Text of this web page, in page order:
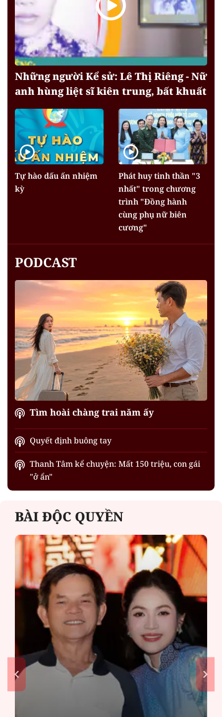
Những người Kể sử: Lê Thị Riêng - Nữ
anh hùng liệt sĩ kiên trung, bất khuất
Tự hào dấu ấn nhiệm
kỳ
Phát huy tinh thần "3
nhất" trong chương
trình "Đồng hành
cùng phụ nữ biên
cương"
PODCAST
Tìm hoài chàng trai năm ấy
Quyết định buông tay
Thanh Tâm kể chuyện: Mất 150 triệu, con gái
"ở ẩn"
BÀI ĐỘC QUYỀN